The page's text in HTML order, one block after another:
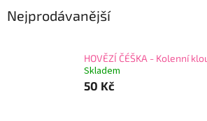
Nejprodávanější
HOVĚZÍ ČÉŠKA - Kolenní
Skladem
50 Kč